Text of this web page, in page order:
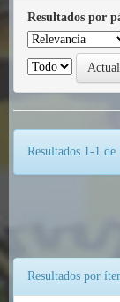
Resultados por
Resultados 1-1 de
Resultados por